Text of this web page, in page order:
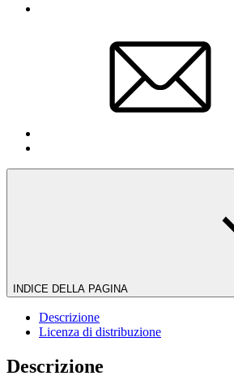
INDICE DELLA PAGINA
Descrizione
Licenza di distribuzione
Descrizione